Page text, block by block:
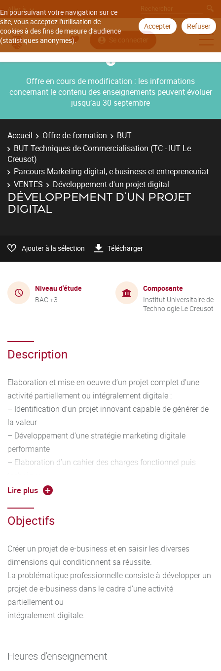
En poursuivant votre navigation sur ce
site, vous acceptez l'utilisation de
cookies à des fins de mesure d'audience
(statistiques anonymes).
Accepter Refuser
Aller à
Se connecter
Offre en cours de modification : les informations
concernant le contenu des enseignements peuvent évoluer
jusqu’au 30 septembre
Accueil Offre de formation
BUT
BUT Techniques de Commercialisation (TC - IUT Le
Creusot)
Parcours Marketing digital, e-business et entrepreneuriat
VENTES
Développement d'un projet digital
DÉVELOPPEMENT D'UN PROJET
DIGITAL
Ajouter à la sélection Télécharger
Niveau d'étude
BAC +3
Composante
Institut Universitaire de
Technologie Le Creusot
Description
Elaboration et mise en oeuvre d’un projet complet d’une
activité partiellement ou intégralement digitale :
– Identification d’un projet innovant capable de générer de
la valeur
– Développement d’une stratégie marketing digitale
performante
– Elaboration d’un cahier des charges fonctionnel puis
– Optimisation de la relation client digitalisée
informationnels
Lire plus
Objectifs
Créer un projet de e-business et en saisir les diverses
dimensions qui conditionnent sa réussite.
La problématique professionnelle consiste à développer un
projet de e-business dans le cadre d’une activité
partiellement ou
intégralement digitale.
Heures d'enseignement